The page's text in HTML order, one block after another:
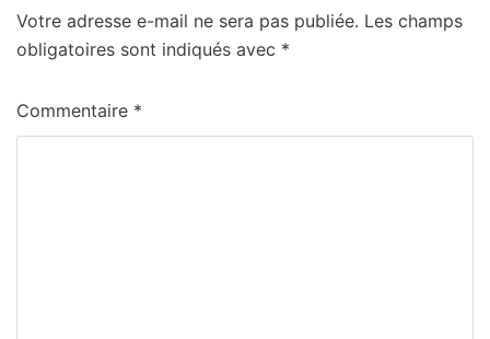
Votre adresse e-mail ne sera pas publiée. Les champs
obligatoires sont indiqués avec *
Commentaire *